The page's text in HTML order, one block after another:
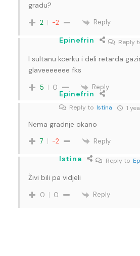
gradu?
2 -2 Reply
Epinefrin Reply
I sultanu kcerku i deli retarda
glaveeeeeee fks
5 0 Reply
Epinefrin
Reply to Istina 1
Nema gradnje okano
7 -2 Reply
Istina Reply to
Živi bili pa vidjeli
0 0 Reply